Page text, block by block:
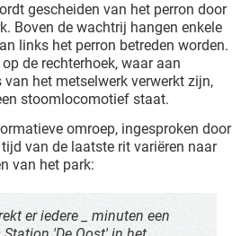
gescheiden van het perron door
Boven de wachtrij hangen enkele
links het perron betreden worden.
de rechterhoek, waar aan
het metselwerk verwerkt zijn,
stoomlocomotief staat.
omroep, ingesproken door
van de laatste rit variëren naar
van het park:
er iedere _ minuten een